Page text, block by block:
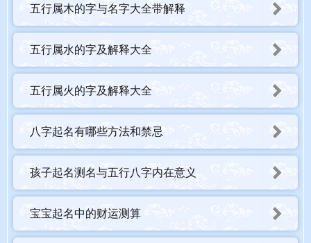
五行属木的字与名字大全带解释
五行属水的字及解释大全
五行属火的字及解释大全
八字起名有哪些方法和禁忌
孩子起名测名与五行八字内在意义
宝宝起名中的财运测算